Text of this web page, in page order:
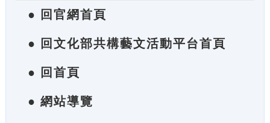
● 回官網首頁
● 回文化部共構藝文活動平台首頁
● 回首頁
● 網站導覽